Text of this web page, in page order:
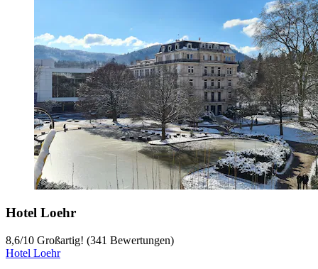
Hotel Loehr
8,6/10 Großartig! (341 Bewertungen)
Hotel Loehr